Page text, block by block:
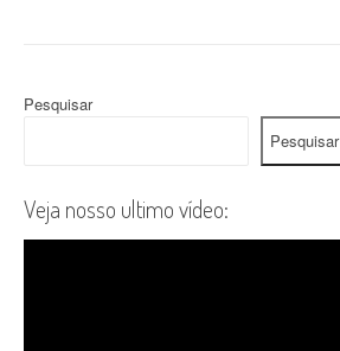
Pesquisar
Pesquisar
Veja nosso ultimo vídeo: